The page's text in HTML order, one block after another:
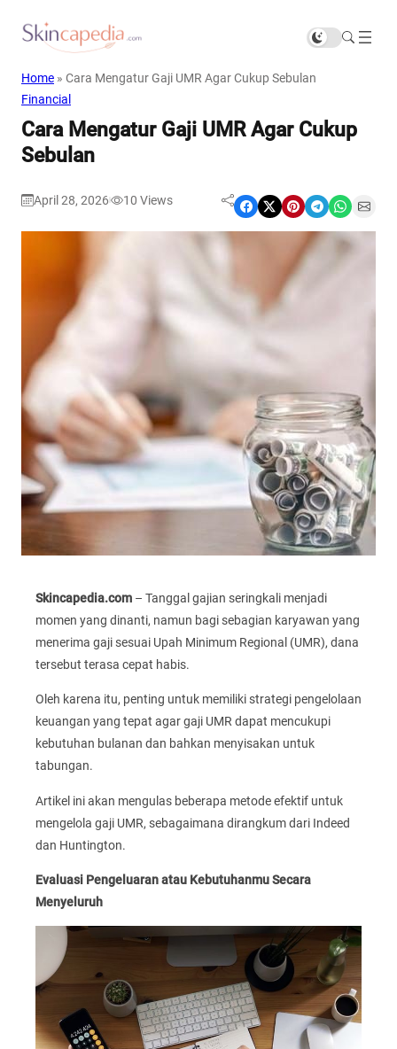
Home » Cara Mengatur Gaji UMR Agar Cukup Sebulan
Financial
Cara Mengatur Gaji UMR Agar Cukup
Sebulan
April 28, 2026 10 Views Share on Facebook Share on X Share on Pinterest Share on Telegram Share on WhatsApp Share on Email
Skincapedia.com – Tanggal gajian seringkali menjadi
momen yang dinanti, namun bagi sebagian karyawan yang
menerima gaji sesuai Upah Minimum Regional (UMR), dana
tersebut terasa cepat habis.
Oleh karena itu, penting untuk memiliki strategi pengelolaan
keuangan yang tepat agar gaji UMR dapat mencukupi
kebutuhan bulanan dan bahkan menyisakan untuk
tabungan.
Artikel ini akan mengulas beberapa metode efektif untuk
mengelola gaji UMR, sebagaimana dirangkum dari Indeed
dan Huntington.
Evaluasi Pengeluaran atau Kebutuhanmu Secara
Menyeluruh